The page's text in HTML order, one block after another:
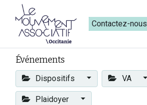
Contactez-nous​​
Événements
Dispositifs VA
Plaidoyer